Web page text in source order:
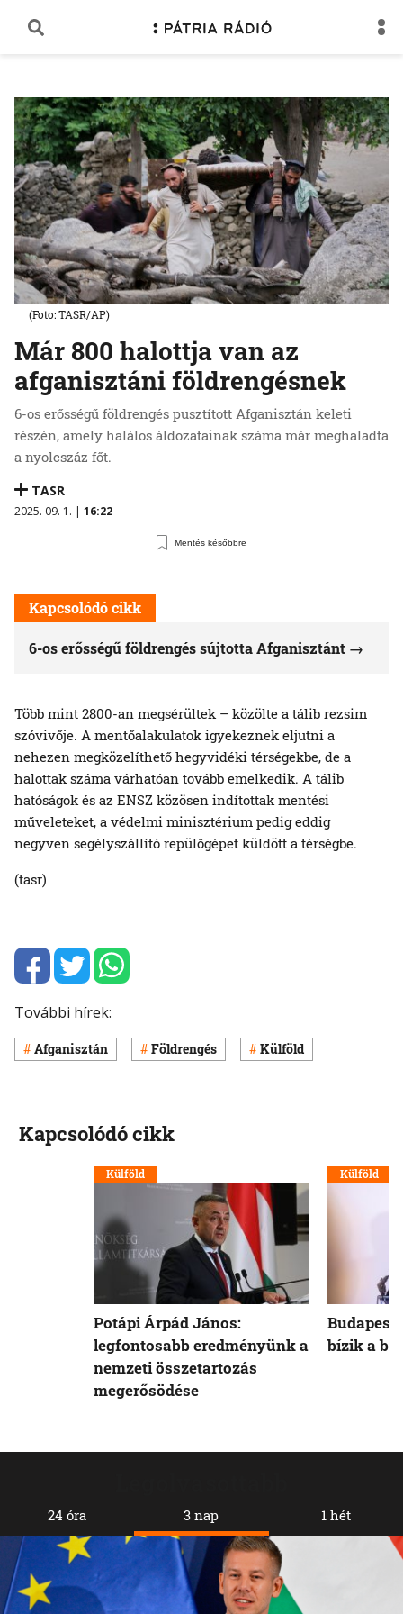
Már 800 halottja van az
afganisztáni földrengésnek
6-os erősségű földrengés pusztított Afganisztán keleti
részén, amely halálos áldozatainak száma már meghaladta
a nyolcszáz főt.
TASR
2025. 09. 1. | 16:22
Mentés későbbre
(Foto: TASR/AP)
Kapcsolódó cikk
6-os erősségű földrengés sújtotta Afganisztánt
Több mint 2800-an megsérültek – közölte a tálib rezsim
szóvivője. A mentőalakulatok igyekeznek eljutni a
nehezen megközelíthető hegyvidéki térségekbe, de a
halottak száma várhatóan tovább emelkedik. A tálib
hatóságok és az ENSZ közösen indítottak mentési
műveleteket, a védelmi minisztérium pedig eddig
negyven segélyszállító repülőgépet küldött a térségbe.
(tasr)
További hírek:
Afganisztán Földrengés Külföld
24 óra 3 nap 1 hét
Kapcsolódó cikk
Külföld
Potápi Árpád János:
legfontosabb eredményünk a
nemzeti összetartozás
megerősödése
Külföld
Budapest
bízik a